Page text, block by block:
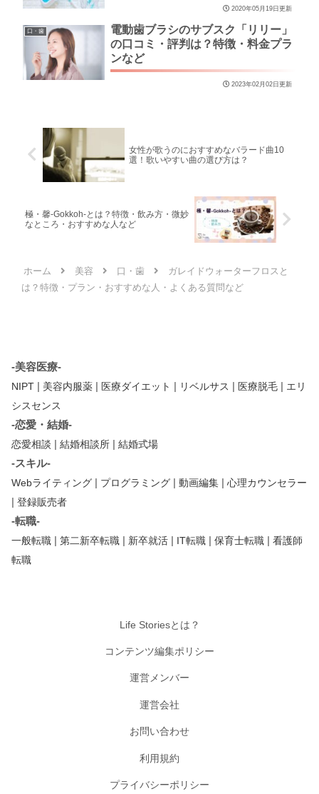
2020年05月19日更新
口・歯
電動歯ブラシのサブスク「リリー」
の口コミ・評判は？特徴・料金プラ
ンなど
2023年02月02日更新
女性が歌うのにおすすめなバラード曲10
選！歌いやすい曲の選び方は？
極・馨-Gokkoh-とは？特徴・飲み方・微妙
なところ・おすすめな人など
ホーム 美容 口・歯
ガレイドウォーターフロスと
は？特徴・プラン・おすすめな人・よくある質問など
-美容医療-
NIPT | 美容内服薬 | 医療ダイエット | リベルサス | 医療脱毛 | エリ
シスセンス
-恋愛・結婚-
恋愛相談 | 結婚相談所 | 結婚式場
-スキル-
Webライティング | プログラミング | 動画編集 | 心理カウンセラー
| 登録販売者
-転職-
一般転職 | 第二新卒転職 | 新卒就活 | IT転職 | 保育士転職 | 看護師
転職
Life Storiesとは？
コンテンツ編集ポリシー
運営メンバー
運営会社
お問い合わせ
利用規約
プライバシーポリシー